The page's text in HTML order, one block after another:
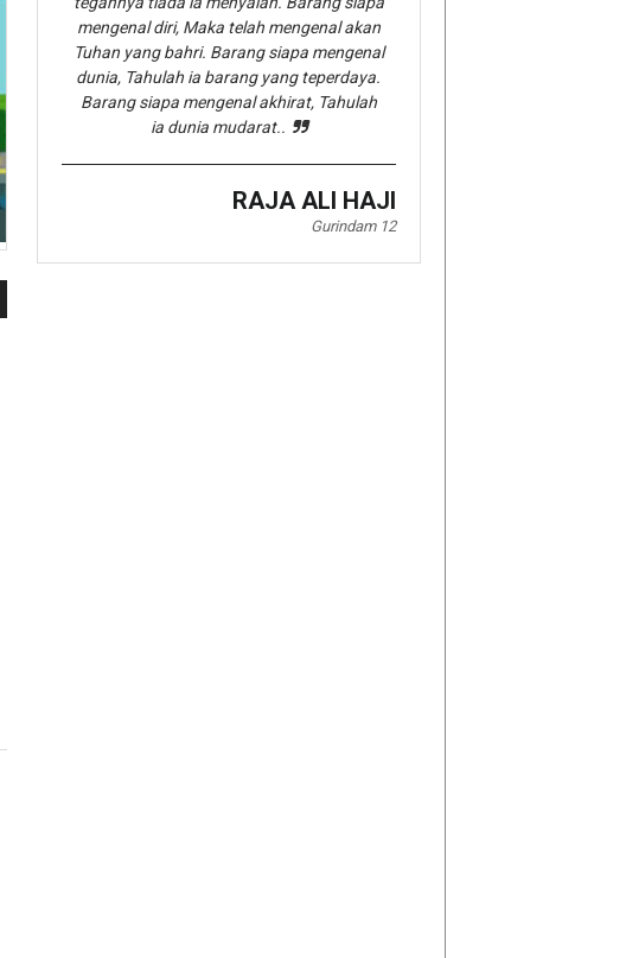
mengenal diri, Maka telah mengenal akan
Tuhan yang bahri. Barang siapa mengenal
dunia, Tahulah ia barang yang teperdaya.
Barang siapa mengenal akhirat, Tahulah
ia dunia mudarat..
RAJA ALI HAJI
Gurindam 12